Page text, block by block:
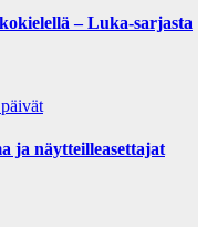
– Luka-sarjasta
ja näytteilleasettajat